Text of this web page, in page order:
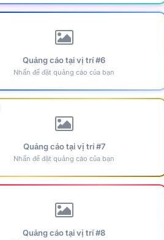
Quảng cáo tại vị trí #6
Nhấn để đặt quảng cáo của bạn
Quảng cáo tại vị trí #7
Nhấn để đặt quảng cáo của bạn
Quảng cáo tại vị trí #8